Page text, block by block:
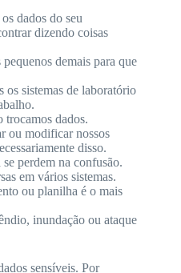
dados do seu
dizendo coisas
demais para que
os sistemas de laboratório
trocamos dados.
ou modificar nossos
disso.
perdem na confusão.
em vários sistemas.
ou planilha é o mais
inundação ou ataque
sensíveis. Por